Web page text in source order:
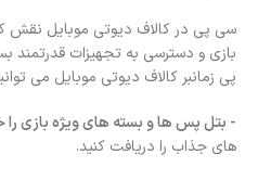
سی پی در کالاف دیوتی موبایل نقش
بازی و دسترسی به تجهیزات
پی زمانبر کالاف دیوتی موبایل می
- بتل پس ها و بسته های ویژه بازی را
های جذاب را دریافت کنید.